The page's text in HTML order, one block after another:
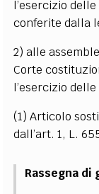
l’esercizio
conferite dalla
2) alle
Corte
l’esercizio
(1) Articolo
dall’art. 1, L.
Rassegna